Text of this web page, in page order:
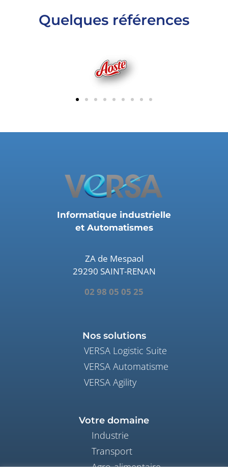
Quelques références
Informatique industrielle
et Automatismes
ZA de Mespaol
29290 SAINT-RENAN
02 98 05 05 25
Nos solutions
VERSA Logistic Suite
VERSA Automatisme
VERSA Agility
Votre domaine
Industrie
Transport
Agro-alimentaire